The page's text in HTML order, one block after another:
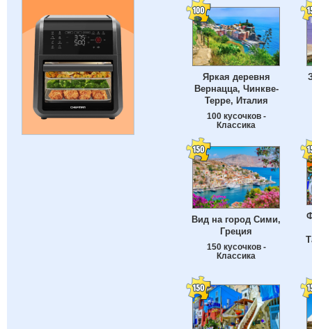
Яркая деревня
Вернацца, Чинкве-
Терре, Италия
100 кусочков -
Классика
Вид на город Сими,
Греция
150 кусочков -
Классика